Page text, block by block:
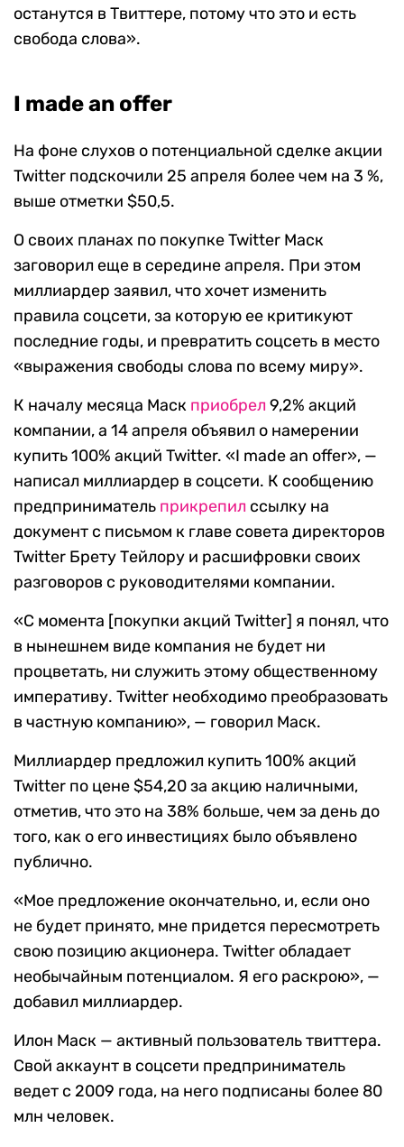
останутся в Твиттере, потому что это и есть
свобода слова».
I made an offer
На фоне слухов о потенциальной сделке акции
Twitter подскочили 25 апреля более чем на 3 %,
выше отметки $50,5.
О своих планах по покупке Twitter Маск
заговорил еще в середине апреля. При этом
миллиардер заявил, что хочет изменить
правила соцсети, за которую ее критикуют
последние годы, и превратить соцсеть в место
«выражения свободы слова по всему миру».
К началу месяца Маск приобрел 9,2% акций
компании, а 14 апреля объявил о намерении
купить 100% акций Twitter. «I made an offer», —
написал миллиардер в соцсети. К сообщению
предприниматель прикрепил ссылку на
документ с письмом к главе совета директоров
Twitter Брету Тейлору и расшифровки своих
разговоров с руководителями компании.
«C момента [покупки акций Twitter] я понял, что
в нынешнем виде компания не будет ни
процветать, ни служить этому общественному
императиву. Twitter необходимо преобразовать
в частную компанию», — говорил Маск.
Миллиардер предложил купить 100% акций
Twitter по цене $54,20 за акцию наличными,
отметив, что это на 38% больше, чем за день до
того, как о его инвестициях было объявлено
публично.
«Мое предложение окончательно, и, если оно
не будет принято, мне придется пересмотреть
свою позицию акционера. Twitter обладает
необычайным потенциалом. Я его раскрою», —
добавил миллиардер.
Илон Маск — активный пользователь твиттера.
Свой аккаунт в соцсети предприниматель
ведет с 2009 года, на него подписаны более 80
млн человек.